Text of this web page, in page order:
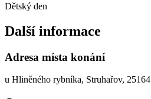
Dětský den
Další informace
Adresa místa konání
u Hliněného rybníka, Struhařov, 25164